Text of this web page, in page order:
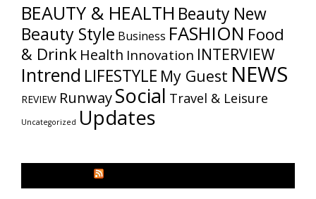
BEAUTY & HEALTH Beauty New
Beauty Style Business FASHION Food
& Drink Health Innovation INTERVIEW
Intrend LIFESTYLE My​ Guest NEWS
REVIEW RunwaySocial Travel & Leisure
Uncategorized Updates